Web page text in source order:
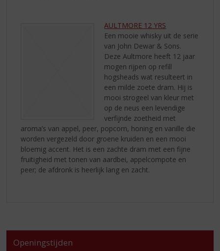
AULTMORE 12 YRS
Een mooie whisky uit de serie
van John Dewar & Sons.
Deze Aultmore heeft 12 jaar
mogen rijpen op refill
hogsheads wat resulteert in
een milde zoete dram. Hij is
mooi strogeel van kleur met
op de neus een levendige
verfijnde zoetheid met
aroma’s van appel, peer, popcorn, honing en vanille die
worden vergezeld door groene kruiden en een mooi
bloemig accent. Het is een zachte dram met een fijne
fruitigheid met tonen van aardbei, appelcompote en
peer; de afdronk is heerlijk lang en zacht.
Openingstijden